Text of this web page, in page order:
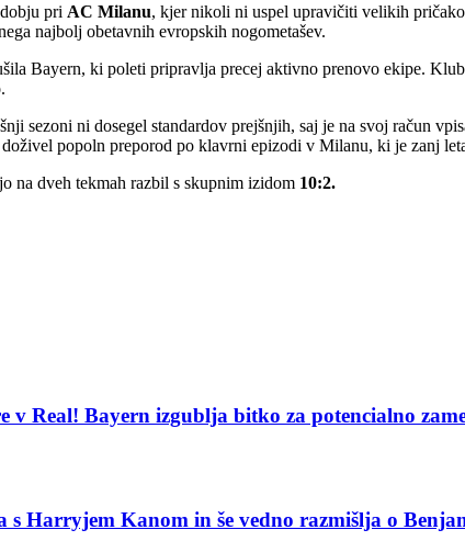
pri AC Milanu, kjer nikoli ni uspel upravičiti velikih
najbolj obetavnih evropskih nogometašev.
Bayern, ki poleti pripravlja precej aktivno prenovo ekipe.
sezoni ni dosegel standardov prejšnjih, saj je na svoj račun
popoln preporod po klavrni epizodi v Milanu, ki je zanj
na dveh tekmah razbil s skupnim izidom 10:2.
v Real! Bayern izgublja bitko za potencialno
Harryjem Kanom in še vedno razmišlja o